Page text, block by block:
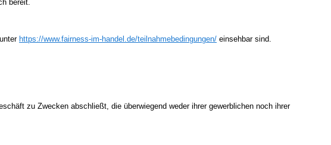
bereit.
https://www.fairness-im-handel.de/teilnahmebedingungen/ einsehbar sind.
zu Zwecken abschließt, die überwiegend weder ihrer gewerblichen noch ihrer